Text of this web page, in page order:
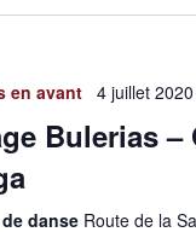
date.
en avant 4 juillet 2020
Bulerias –
danse Route de la